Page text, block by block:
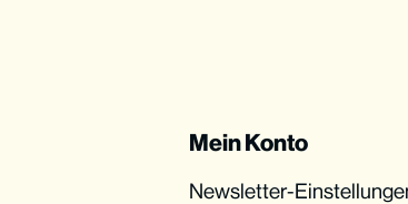
Mein Konto
Newsletter-